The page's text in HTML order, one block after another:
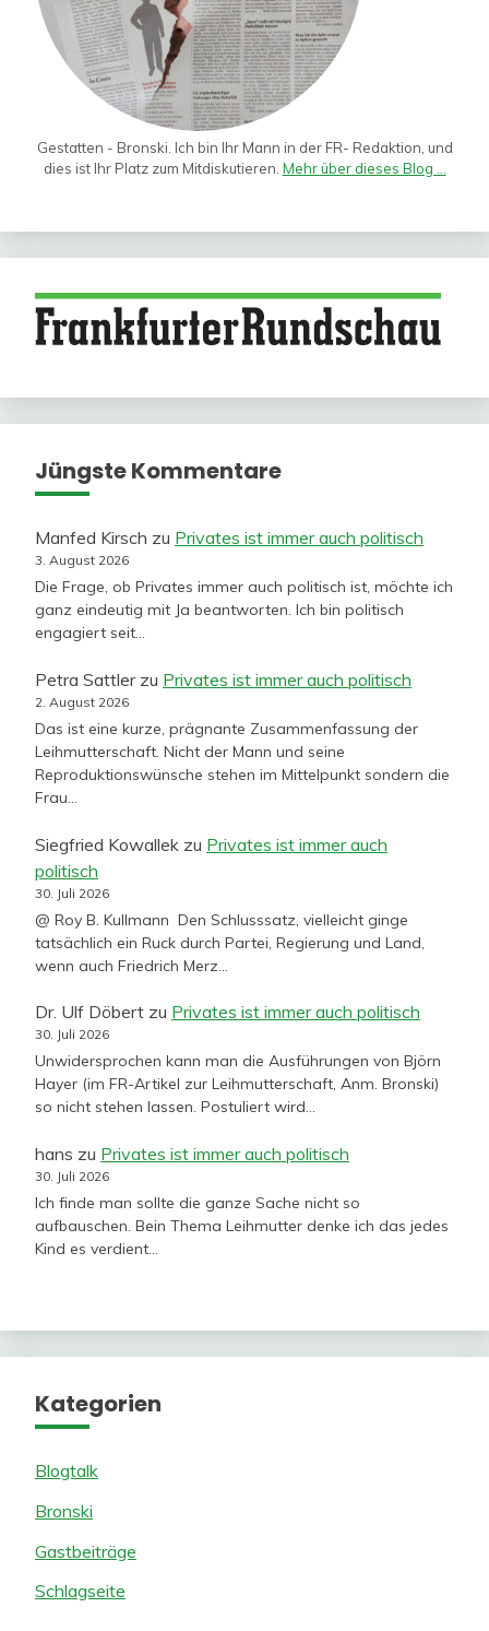
Gestatten - Bronski. Ich bin Ihr Mann in der FR- Redaktion, und
dies ist Ihr Platz zum Mitdiskutieren. Mehr über dieses Blog ...
Jüngste Kommentare
Manfed Kirsch zu Privates ist immer auch politisch
3. August 2026
Die Frage, ob Privates immer auch politisch ist, möchte ich
ganz eindeutig mit Ja beantworten. Ich bin politisch
engagiert seit…
Petra Sattlerzu Privates ist immer auch politisch
2. August 2026
Das ist eine kurze, prägnante Zusammenfassung der
Leihmutterschaft. Nicht der Mann und seine
Reproduktionswünsche stehen im Mittelpunkt sondern die
Frau…
Siegfried Kowallek zu Privates ist immer auch
politisch
30. Juli 2026
@ Roy B. Kullmann Den Schlusssatz, vielleicht ginge
tatsächlich ein Ruck durch Partei, Regierung und Land,
wenn auch Friedrich Merz…
Dr. Ulf Döbert zu Privates ist immer auch politisch
30. Juli 2026
Unwidersprochen kann man die Ausführungen von Björn
Hayer (im FR-Artikel zur Leihmutterschaft, Anm. Bronski)
so nicht stehen lassen. Postuliert wird…
hans zu Privates ist immer auch politisch
30. Juli 2026
Ich finde man sollte die ganze Sache nicht so
aufbauschen. Bein Thema Leihmutter denke ich das jedes
Kind es verdient…
Kategorien
Blogtalk
Bronski
Gastbeiträge
Schlagseite